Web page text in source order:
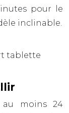
pour le
inclinable.
au moins 24